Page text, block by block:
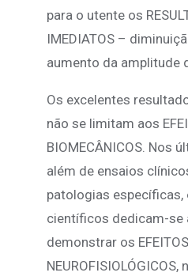
para o utente os
IMEDIATOS –
aumento da amplitude
Os excelentes
não se limitam aos
BIOMECÂNICOS. Nos
além de ensaios
patologias específicas,
científicos dedicam-se
demonstrar os EFEITOS